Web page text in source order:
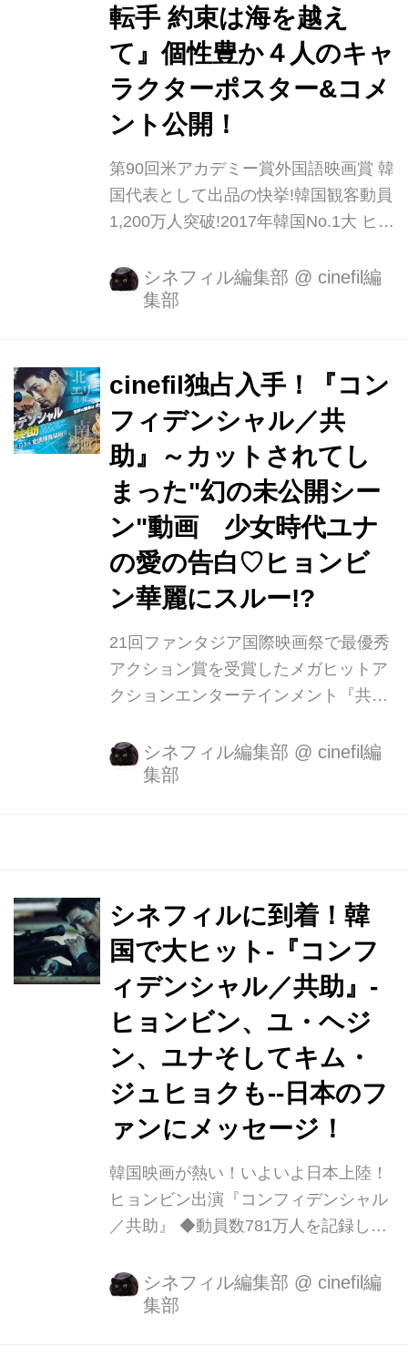
テントマト」では脅威の95%！（18.4
月現在）中国では、「天安門事件」を
連想させるという理由で中国当局によ
り関連コンテンツを削除され上映禁止
になるなどと話題に...
転手 約束は海を越え
て』個性豊か４人のキャ
ラクターポスター&コメ
ント公開！
第90回米アカデミー賞外国語映画賞 韓
国代表として出品の快挙!韓国観客動員
1,200万人突破!2017年韓国No.1大 ヒッ
えて〜』が、4月21日(土)よりシネマー
ト新宿ほか全国ロードショーいたしま
を受賞したほか、本国では『新感染 フ
ァイナル・エクスプレス』の興行成績
を上回り、歴代 9位!(※韓国映画とし
て) 映画批評サイト「ロッテントマ
ト」では脅威の95%!(18.3月現在)SNS
では、日本公開を待ち望んでいる方々
の期待の声が続く本作は、 1980年5月
韓国現代史上、最大の悲劇とな...
シネフィル編集部 @ cinefil編
集部
cinefil独占入手！『コン
フィデンシャル／共
助』～カットされてし
まった"幻の未公開シー
ン"動画 少女時代ユナ
の愛の告白♡ヒョンビ
ン華麗にスルー!?
21回ファンタジア国際映画祭で最優秀
アクション賞を受賞したメガヒットア
クションエンターテインメント『共
の邦題にてTOHOシネマズ 新宿ほかに
て全国絶賛公開中です！ 本作の主演に
ン」で日本でも圧倒的人気を獲得した
ヒョンビン、上司の裏切りにより妻と
仲間を殺され、復讐に燃える北朝鮮の
最強エリート刑事イム・チョルリョン
を演じる。 そして『ベテラン』、
『LUCK-KEY ラッキー』など韓国の名
優ユ・ヘジンが韓国側の庶民派熱血刑
事カ...
シネフィル編集部 @ cinefil編
集部
シネフィルに到着！韓
国で大ヒット-『コンフ
ィデンシャル／共助』-
ヒョンビン、ユ・ヘジ
ン、ユナそしてキム・
ジュヒョクも--日本のフ
ァンにメッセージ！
韓国映画が熱い！いよいよ日本上陸！
ヒョンビン出演『コンフィデンシャル
／共助』 ◆動員数781万人を記録し、
1を記録！ ◆第21回ファンタジア国際
映画祭で最優秀アクション賞を受賞し
シネフィル編集部 @ cinefil編
集部